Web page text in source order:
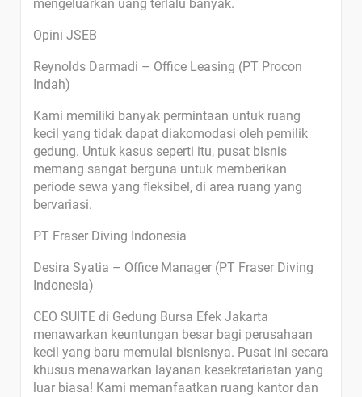
mengeluarkan uang terlalu banyak.
Opini JSEB
Reynolds Darmadi – Office Leasing (PT Procon
Indah)
Kami memiliki banyak permintaan untuk ruang
kecil yang tidak dapat diakomodasi oleh pemilik
gedung. Untuk kasus seperti itu, pusat bisnis
memang sangat berguna untuk memberikan
periode sewa yang fleksibel, di area ruang yang
bervariasi.
PT Fraser Diving Indonesia
Desira Syatia – Office Manager (PT Fraser Diving
Indonesia)
CEO SUITE di Gedung Bursa Efek Jakarta
menawarkan keuntungan besar bagi perusahaan
kecil yang baru memulai bisnisnya. Pusat ini secara
khusus menawarkan layanan kesekretariatan yang
luar biasa! Kami memanfaatkan ruang kantor dan